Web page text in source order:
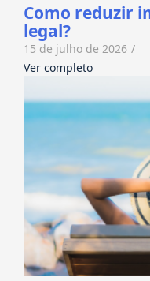
Como reduzir
legal?
15 de julho de 2026 /
Ver completo